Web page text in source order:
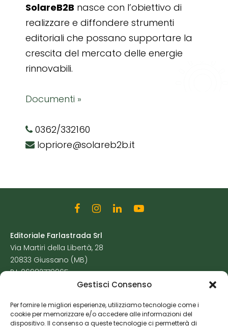
Gestisci Consenso
Per fornire le migliori esperienze, utilizziamo tecnologie come i
cookie per memorizzare e/o accedere alle informazioni del
dispositivo. Il consenso a queste tecnologie ci permetterà di
SolareB2B nasce con l’obiettivo di
realizzare e diffondere strumenti
editoriali che possano supportare la
crescita del mercato delle energie
rinnovabili.
Documenti »
0362/332160
lopriore@solareb2b.it
Editoriale Farlastrada Srl
Via Martiri della Libertà, 28
20833 Giussano (MB)
P.I. 06982770965
Cookie Policy
Risorse Aggiuntive